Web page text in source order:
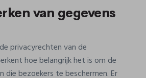
van gegevens
privacyrechten van de
hoe belangrijk het is om de
die bezoekers te beschermen. Er